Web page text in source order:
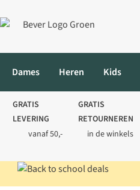
Dames Heren Kids
GRATIS
LEVERING
vanaf 50,-
GRATIS
RETOURNEREN
in de winkels